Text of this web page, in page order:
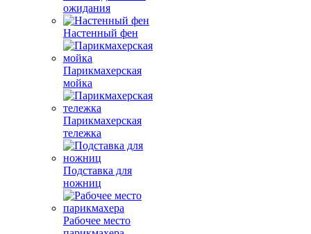
ожидания
Настенный фен
Парикмахерская
мойка
Парикмахерская
тележка
Подставка для
ножниц
Рабочее место